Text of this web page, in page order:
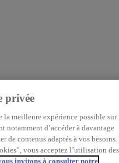
privée
la meilleure expérience possible sur
notamment d’accéder à davantage
de contenus adaptés à vos besoins.
vous acceptez l’utilisation des
invitons à consulter notre